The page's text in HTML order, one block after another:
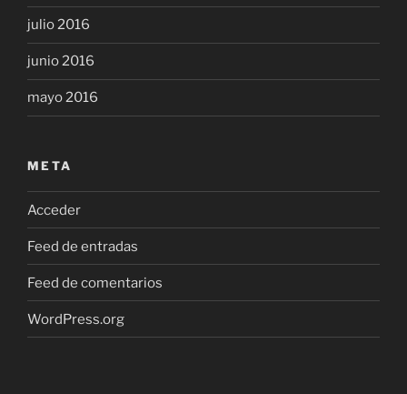
julio 2016
junio 2016
mayo 2016
META
Acceder
Feed de entradas
Feed de comentarios
WordPress.org